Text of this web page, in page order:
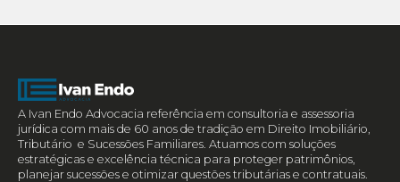
A Ivan Endo Advocacia referência em consultoria e assessoria
jurídica com mais de 60 anos de tradição em Direito Imobiliário,
Tributário e Sucessões Familiares. Atuamos com soluções
estratégicas e excelência técnica para proteger patrimônios,
planejar sucessões e otimizar questões tributárias e contratuais.